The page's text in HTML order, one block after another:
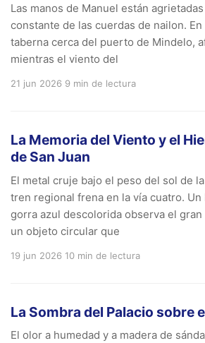
Las manos de Manuel están
constante de las cuerdas de nailon.
taberna cerca del puerto de Mindelo,
mientras el viento del
21 jun 2026 9 min de lectura
La Memoria del Viento y el
de San Juan
El metal cruje bajo el peso del sol de
tren regional frena en la vía cuatro.
gorra azul descolorida observa el
un objeto circular que
19 jun 2026 10 min de lectura
La Sombra del Palacio sobre
El olor a humedad y a madera de